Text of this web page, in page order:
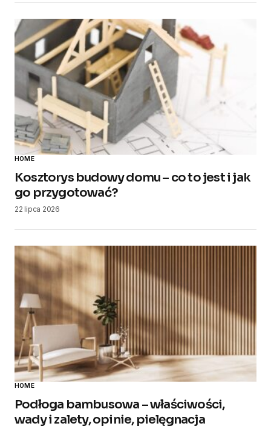
HOME
Kosztorys budowy domu – co to jest i jak
go przygotować?
22 lipca 2026
HOME
Podłoga bambusowa – właściwości,
wady i zalety, opinie, pielęgnacja